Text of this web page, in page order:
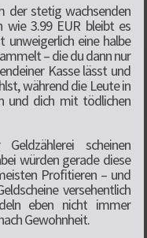
der stetig wachsenden
wie 3.99 EUR bleibt es
unweigerlich eine halbe
– die du dann nur
Kasse lässt und
während die Leute in
und dich mit tödlichen
scheinen
würden gerade diese
Profitieren – und
versehentlich
eben nicht immer
Gewohnheit.